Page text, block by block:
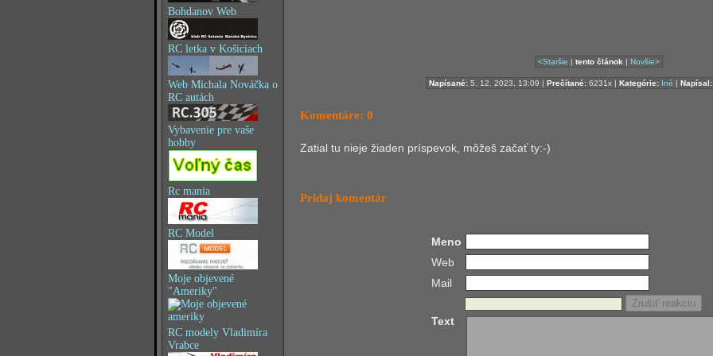
Bohdanov Web
RC letka v Košiciach
Web Michala Nováčka o
RC autách
Vybavenie pre vaše
hobby
Rc mania
RC Model
Moje objevené
"Ameriky"
RC modely Vladimíra
Vrabce
<Staršie | tento článok | Novšie>
Napísané: 5. 12. 2023, 13:09 | Prečítané: 6231x | Kategórie: Iné | Napísal:
Komentáre: 0
Zatial tu nieje žiaden príspevok, môžeš začať ty:-)
Pridaj komentár
Meno
Web
Mail
Text